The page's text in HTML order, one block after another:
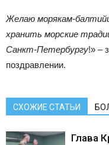
Желаю морякам-
хранить морские
Санкт-Петербургу!» –
поздравлении.
СХОЖИЕ СТАТЬИ
Глава